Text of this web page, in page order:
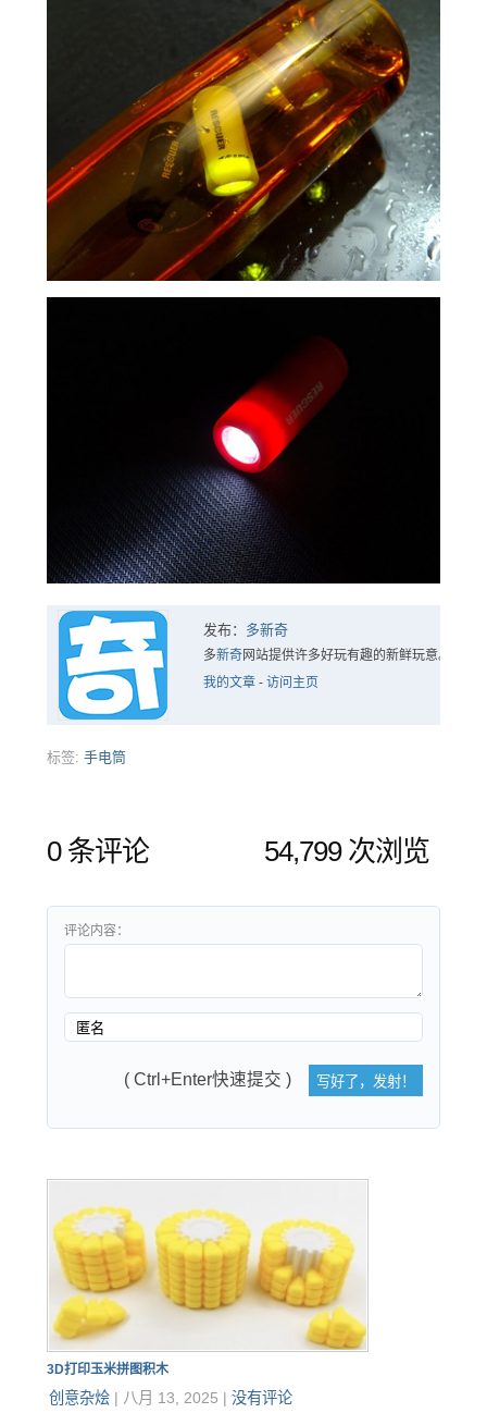
发布： 多新奇
多新奇网站提供许多好玩有趣的新鲜玩意。
我的文章- 访问主页
标签: 手电筒
0 条评论 54,799 次浏览
评论内容：
( Ctrl+Enter快速提交 )
3D打印玉米拼图积木
创意杂烩| 八月 13, 2025 | 没有评论